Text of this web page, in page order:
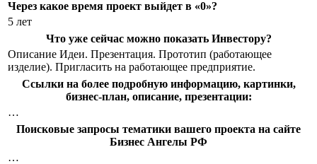
Через какое время проект выйдет в «0»?
5 лет
Что уже сейчас можно показать Инвестору?
Описание Идеи. Презентация. Прототип (работающее
изделие). Пригласить на работающее предприятие.
Ссылки на более подробную информацию, картинки,
бизнес-план, описание, презентации:
…
Поисковые запросы тематики вашего проекта на сайте
Бизнес Ангелы РФ
…